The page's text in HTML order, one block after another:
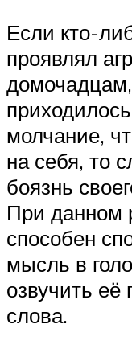
Если кто-
проявлял
молчание,
на себя, то
боязнь
При данном
способен
мысль в
озвучить её
слова.